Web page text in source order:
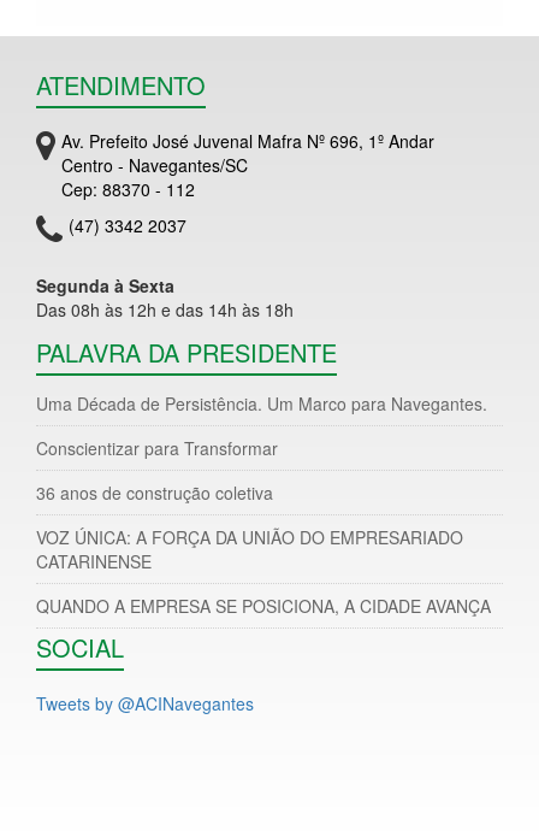
ATENDIMENTO
Av. Prefeito José Juvenal Mafra Nº 696, 1º Andar
Centro - Navegantes/SC
Cep: 88370 - 112
(47) 3342 2037
Segunda à Sexta
Das 08h às 12h e das 14h às 18h
PALAVRA DA PRESIDENTE
Uma Década de Persistência. Um Marco para Navegantes.
Conscientizar para Transformar
36 anos de construção coletiva
VOZ ÚNICA: A FORÇA DA UNIÃO DO EMPRESARIADO
CATARINENSE
QUANDO A EMPRESA SE POSICIONA, A CIDADE AVANÇA
SOCIAL
Tweets by @ACINavegantes